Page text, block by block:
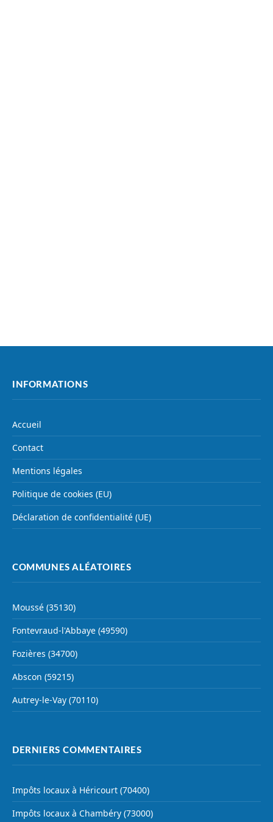
INFORMATIONS
Accueil
Contact
Mentions légales
Politique de cookies (EU)
Déclaration de confidentialité (UE)
COMMUNES ALÉATOIRES
Moussé (35130)
Fontevraud-l'Abbaye (49590)
Fozières (34700)
Abscon (59215)
Autrey-le-Vay (70110)
DERNIERS COMMENTAIRES
Impôts locaux à Héricourt (70400)
Impôts locaux à Chambéry (73000)